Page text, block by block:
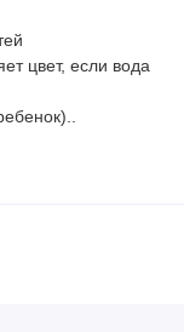
цвет, если вода